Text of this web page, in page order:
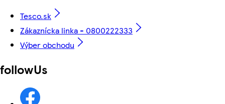
Tesco.sk
Zákaznícka linka - 0800222333
Výber obchodu
followUs